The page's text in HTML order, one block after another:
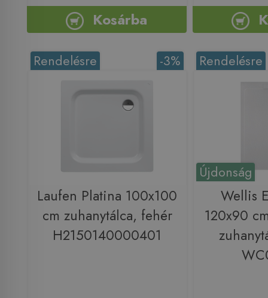
Kosárba
-3%
Rendelésre
Laufen Platina 100x100
cm zuhanytálca, fehér
H2150140000401
Újdonság
Rendelésre
Wellis
120x90